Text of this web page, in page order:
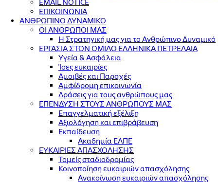
EMAIL NOTICE
ΕΠΙΚΟΙΝΩΝΙΑ
ΑΝΘΡΩΠΙΝΟ ΔΥΝΑΜΙΚΟ
ΟΙ ΑΝΘΡΩΠΟΙ ΜΑΣ
Η Στρατηγική μας για το Ανθρώπινο Δυναμικό
ΕΡΓΑΣΙΑ ΣΤΟΝ ΟΜΙΛΟ ΕΛΛΗΝΙΚΑ ΠΕΤΡΕΛΑΙΑ
Υγεία & Ασφάλεια
Ίσες ευκαιρίες
Αμοιβές και Παροχές
Αμφίδρομη επικοινωνία
Δράσεις για τους ανθρώπους μας
ΕΠΕΝΔΥΣΗ ΣΤΟΥΣ ΑΝΘΡΩΠΟΥΣ ΜΑΣ
Επαγγελματική εξέλιξη
Αξιολόγηση και επιβράβευση
Εκπαίδευση
Ακαδημία ΕΛΠΕ
ΕΥΚΑΙΡΙΕΣ ΑΠΑΣΧΟΛΗΣΗΣ
Τομείς σταδιοδρομίας
Κοινοποίηση ευκαιριών απασχόλησης
Ανακοίνωση ευκαιριών απασχόλησης